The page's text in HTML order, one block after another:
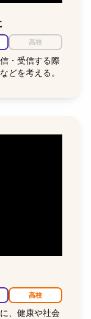
高校
・受信する際
どを考える。
高校
、健康や社会